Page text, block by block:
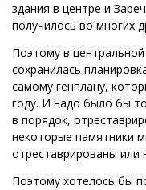
здания в центре и
получилось во многих
Поэтому в
сохранилась
самому генплану,
году. И надо было бы
в порядок,
некоторые памятники
отреставрированы или
Поэтому хотелось бы